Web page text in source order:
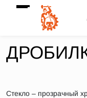
Стекло – прозрачный